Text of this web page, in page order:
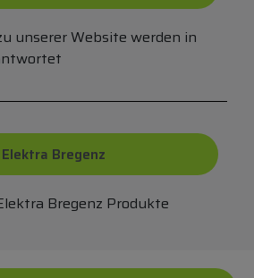
unserer Website werden in
Elektra Bregenz
Bregenz Produkte